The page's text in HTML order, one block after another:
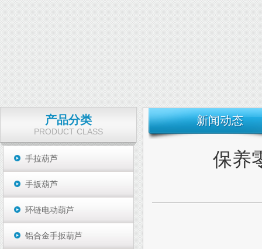
产品分类
PRODUCT CLASS
手拉葫芦
手扳葫芦
环链电动葫芦
铝合金手扳葫芦
新闻动态
保养